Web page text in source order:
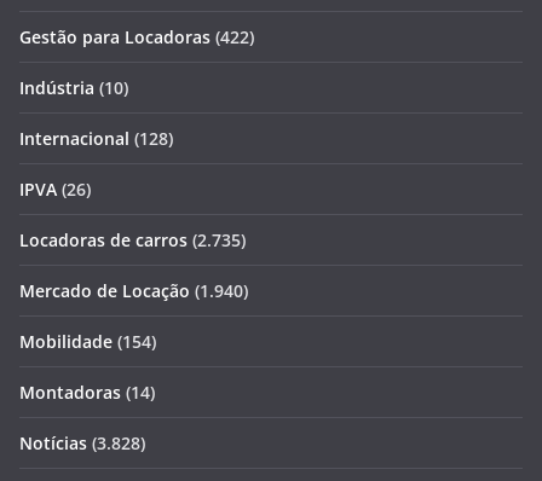
Gestão para Locadoras (422)
Indústria (10)
Internacional (128)
IPVA (26)
Locadoras de carros (2.735)
Mercado de Locação (1.940)
Mobilidade (154)
Montadoras (14)
Notícias (3.828)